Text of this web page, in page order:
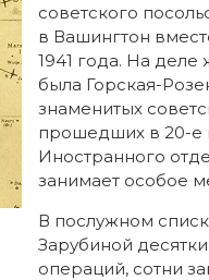
советского
в Вашингтон
1941 года. На
была Горская-
знаменитых
прошедших в 20-е
Иностранного
занимает особое
В послужном
Зарубиной
операций, сотни